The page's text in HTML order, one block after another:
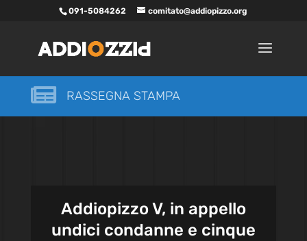
091-5084262 comitato@addiopizzo.org
 RASSEGNA STAMPA
Addiopizzo V, in appello
undici condanne e cinque